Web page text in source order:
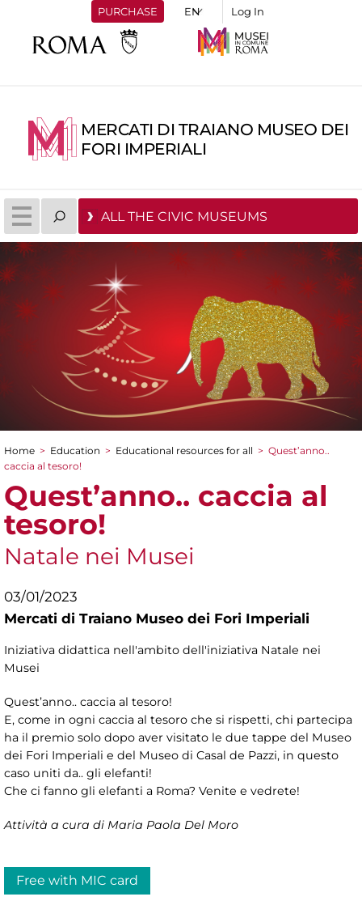
PURCHASE Log In
MERCATI DI TRAIANO MUSEO DEI
FORI IMPERIALI
ALL THE CIVIC MUSEUMS
You are here
Home > Education > Educational resources for all > Quest’anno..
caccia al tesoro!
Quest’anno.. caccia al
tesoro!
Natale nei Musei
03/01/2023
Mercati di Traiano Museo dei Fori Imperiali
Iniziativa didattica nell'ambito dell'iniziativa Natale nei
Musei
Quest’anno.. caccia al tesoro!
E, come in ogni caccia al tesoro che si rispetti, chi partecipa
ha il premio solo dopo aver visitato le due tappe del Museo
dei Fori Imperiali e del Museo di Casal de Pazzi, in questo
caso uniti da.. gli elefanti!
Che ci fanno gli elefanti a Roma? Venite e vedrete!
Attività a cura di Maria Paola Del Moro
Free with MIC card